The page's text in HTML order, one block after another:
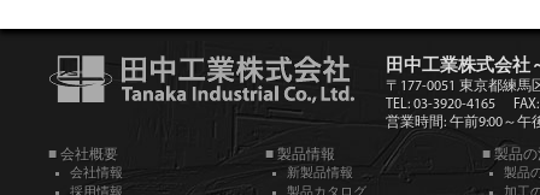
田中工業株式会社
〒177-0051 東京都練馬
TEL: 03-3920-4165
営業時間: 午前9:00～午
■ 会社概要
会社情報
■ 製品情報
新製品情報
■ 製品
製品